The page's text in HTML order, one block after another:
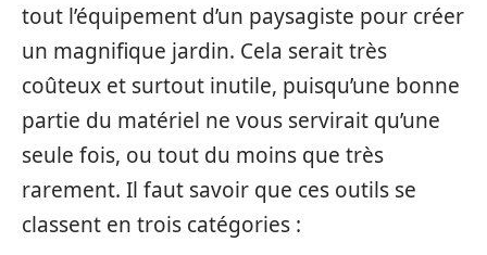
tout l’équipement d’un paysagiste pour créer
un magnifique jardin. Cela serait très
coûteux et surtout inutile, puisqu’une bonne
partie du matériel ne vous servirait qu’une
seule fois, ou tout du moins que très
rarement. Il faut savoir que ces outils se
classent en trois catégories :